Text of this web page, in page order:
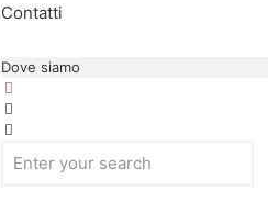
Contatti
Dove siamo